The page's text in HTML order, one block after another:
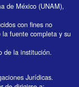
de México (UNAM),
con fines no
fuente completa y su
de la institución.
Jurídicas.